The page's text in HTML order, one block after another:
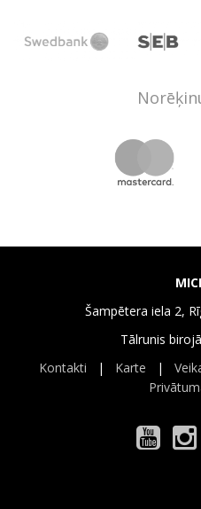
Šampētera iela 2,
Tālrunis
Kontakti | Karte |